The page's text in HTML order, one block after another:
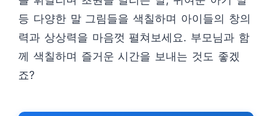
등 다양한 말 그림들을 색칠하며 아이들의 창의
력과 상상력을 마음껏 펼쳐보세요. 부모님과 함
께 색칠하며 즐거운 시간을 보내는 것도 좋겠
죠?